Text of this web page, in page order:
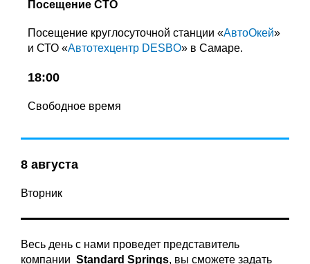
Посещение СТО
Посещение круглосуточной станции «АвтоОкей»
и СТО «Автотехцентр DESBO» в Самаре.
18:00
Свободное время
8 августа
Вторник
Весь день с нами проведет представитель
компании Standard Springs, вы сможете задать